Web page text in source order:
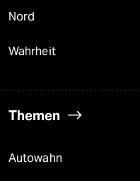
Nord
Wahrheit
Themen
Autowahn